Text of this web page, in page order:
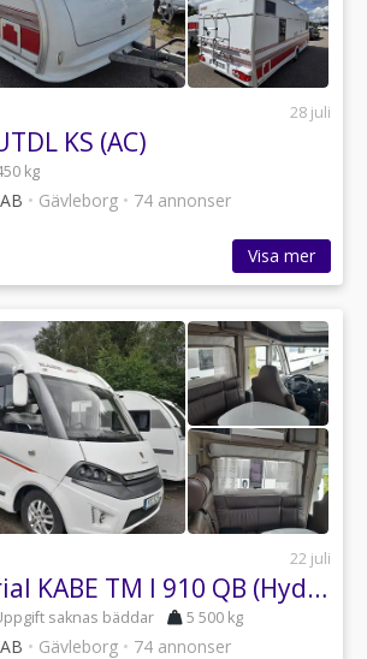
28 juli
KS (AC)
kg
• Gävleborg • 74 annonser
Visa mer
22 juli
KABE Imperial KABE TM I 910 QB (Hydr.stödben)
saknas bäddar 5 500 kg
• Gävleborg • 74 annonser